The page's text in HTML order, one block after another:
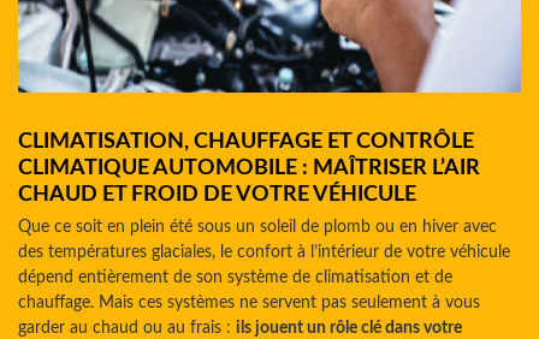
CLIMATISATION, CHAUFFAGE ET CONTRÔLE
CLIMATIQUE AUTOMOBILE : MAÎTRISER L’AIR
CHAUD ET FROID DE VOTRE VÉHICULE
Que ce soit en plein été sous un soleil de plomb ou en hiver avec
des températures glaciales, le confort à l’intérieur de votre véhicule
dépend entièrement de son système de climatisation et de
chauffage. Mais ces systèmes ne servent pas seulement à vous
garder au chaud ou au frais : ils jouent un rôle clé dans votre